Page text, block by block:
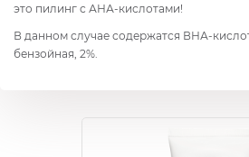
это пилинг с АНА-кислотами!
В данном случае содержатся ВНА-
бензойная, 2%.